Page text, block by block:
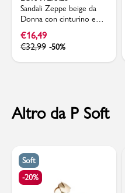
Sandali Zeppe beige da
Donna con cinturino e
dettagli glitter Lora Ferres
€16,49
€32,99 -50%
Altro da P Soft
Soft
-20%